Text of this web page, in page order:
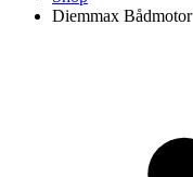
Diemmax Bådmotor